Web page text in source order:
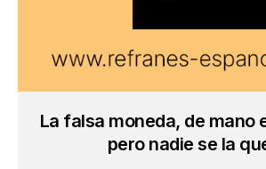
La falsa moneda, de mano
pero nadie se la